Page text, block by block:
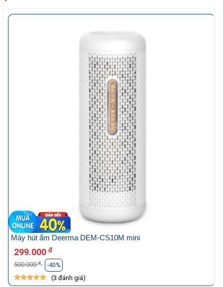
Máy hút ẩm Deerma DEM-CS10M mini
299.000 đ
500.000đ -40%
(3 đánh giá)